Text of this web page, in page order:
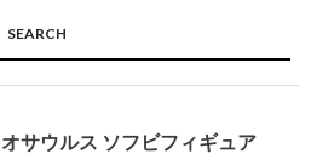
SEARCH
サウルス ソフビフィギュア